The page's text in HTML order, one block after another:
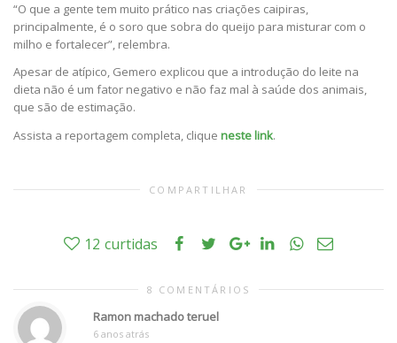
“O que a gente tem muito prático nas criações caipiras,
principalmente, é o soro que sobra do queijo para misturar com o
milho e fortalecer”, relembra.
Apesar de atípico, Gemero explicou que a introdução do leite na
dieta não é um fator negativo e não faz mal à saúde dos animais,
que são de estimação.
Assista a reportagem completa, clique neste link.
COMPARTILHAR
12 curtidas
8 COMENTÁRIOS
Ramon machado teruel
6 anos atrás